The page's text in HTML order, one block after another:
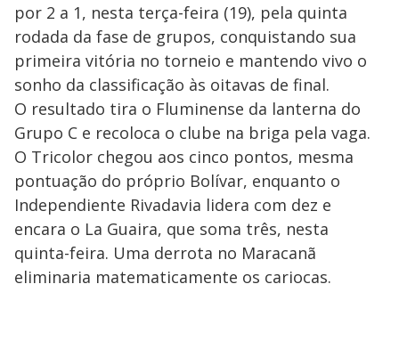
por 2 a 1, nesta terça-feira (19), pela quinta
rodada da fase de grupos, conquistando sua
primeira vitória no torneio e mantendo vivo o
sonho da classificação às oitavas de final.
O resultado tira o Fluminense da lanterna do
Grupo C e recoloca o clube na briga pela vaga.
O Tricolor chegou aos cinco pontos, mesma
pontuação do próprio Bolívar, enquanto o
Independiente Rivadavia lidera com dez e
encara o La Guaira, que soma três, nesta
quinta-feira. Uma derrota no Maracanã
eliminaria matematicamente os cariocas.